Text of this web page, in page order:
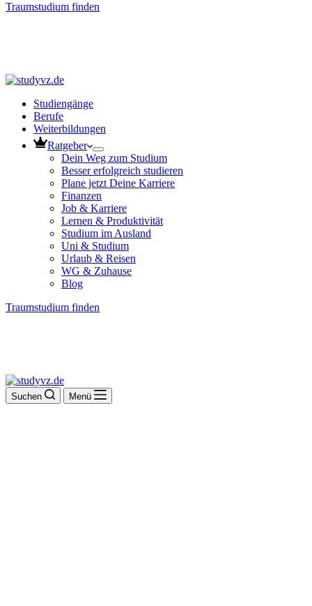
Traumstudium finden
Studiengänge
Berufe
Weiterbildungen
Ratgeber
Dein Weg zum Studium
Besser erfolgreich studieren
Plane jetzt Deine Karriere
Finanzen
Job & Karriere
Lernen & Produktivität
Studium im Ausland
Uni & Studium
Urlaub & Reisen
WG & Zuhause
Blog
Traumstudium finden
Suchen Menü